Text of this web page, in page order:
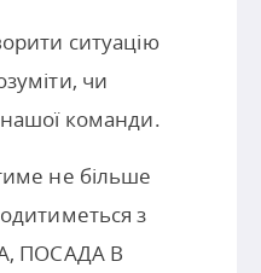
ситуацію
чи
команди.
не більше
з
ПОСАДА В